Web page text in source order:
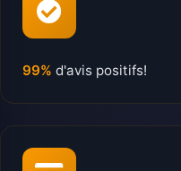
99% d'avis positifs!